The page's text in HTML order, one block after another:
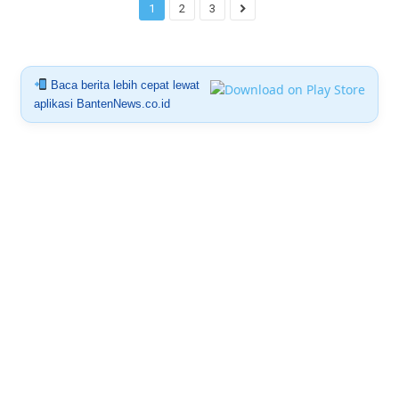
1 2 3
Baca berita lebih cepat lewat
aplikasi BantenNews.co.id